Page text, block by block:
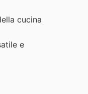
cucina
e